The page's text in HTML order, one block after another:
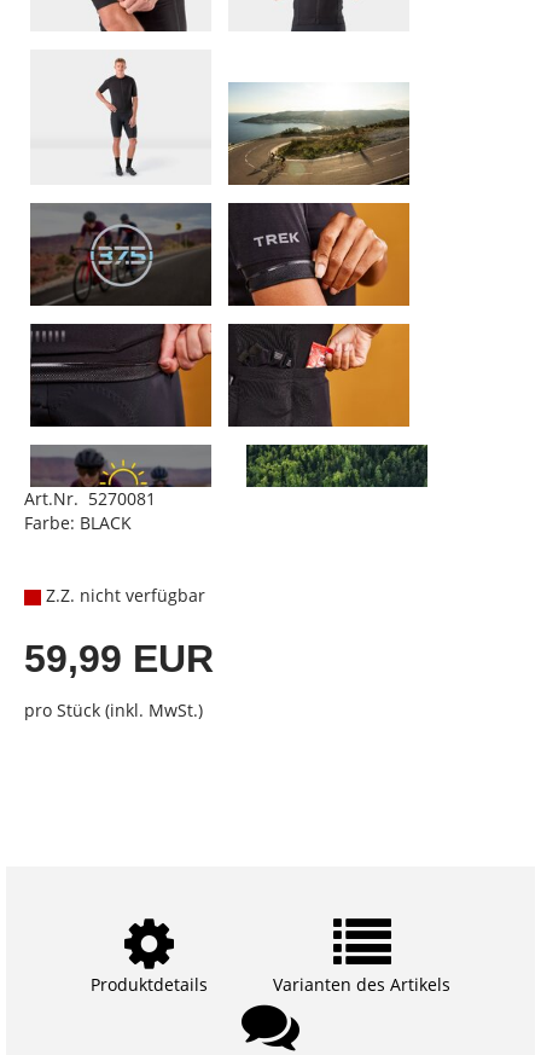
Art.Nr. 5270081
Farbe: BLACK
Z.Z. nicht verfügbar
59,99 EUR
pro Stück (inkl. MwSt.)
Produktdetails Varianten des Artikels